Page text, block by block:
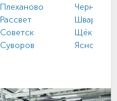
Плеханово
Рассвет
Советск
Суворов
Чернь
Щёкино
Ясногорск